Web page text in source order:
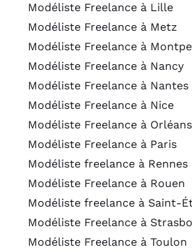
Modéliste Freelance à Lille
Modéliste Freelance à Metz
Modéliste Freelance à
Modéliste Freelance à Nancy
Modéliste Freelance à Nantes
Modéliste Freelance à Nice
Modéliste Freelance à Orléans
Modéliste Freelance à Paris
Modéliste freelance à Rennes
Modéliste Freelance à Rouen
Modéliste freelance à Saint-
Modéliste Freelance à
Modéliste Freelance à Toulon